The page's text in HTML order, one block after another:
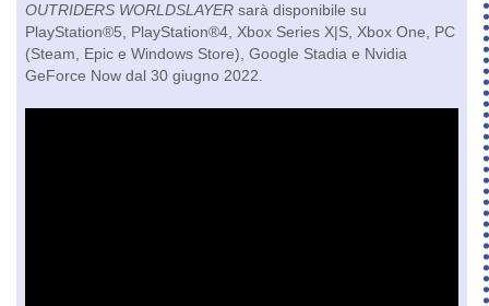
OUTRIDERS WORLDSLAYER sarà disponibile su
PlayStation®5, PlayStation®4, Xbox Series X|S, Xbox One, PC
(Steam, Epic e Windows Store), Google Stadia e Nvidia
GeForce Now dal 30 giugno 2022.